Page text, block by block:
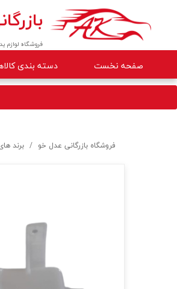
فروشگاه لوازم
صفحه نخست دسته بندی
جلوبندی
گیربکس
فروشگاه بازرگانی عدل خو برند